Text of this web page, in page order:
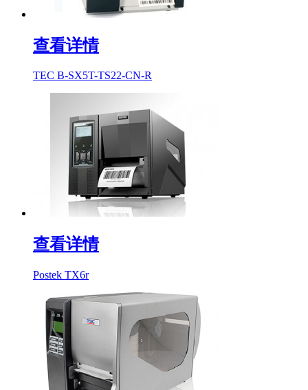
查看详情
TEC B-SX5T-TS22-CN-R
查看详情
Postek TX6r